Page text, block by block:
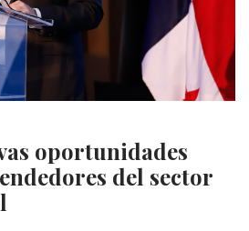
oportunidades
del sector